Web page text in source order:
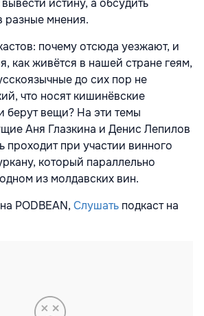
истину, а обсудить
разные мнения.
почему отсюда уезжают, и
как живётся в нашей стране геям,
до сих пор не
что носят кишинёвские
берут вещи? На эти темы
Аня Глазкина и Денис Лепилов
проходит при участии винного
который параллельно
из молдавских вин.
PODBEAN, Слушать подкаст на